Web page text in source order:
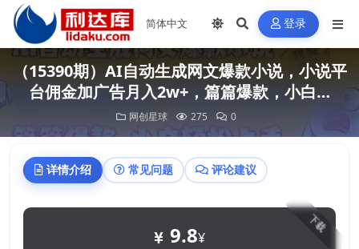
登录
（15390期）AI自动生成网文爆款小说，小说平
台佣金加广告月入2w+，篇篇爆款，小白…
网创星球 275 0
详情介绍 常见问题 评论建议
下载
9.8¥